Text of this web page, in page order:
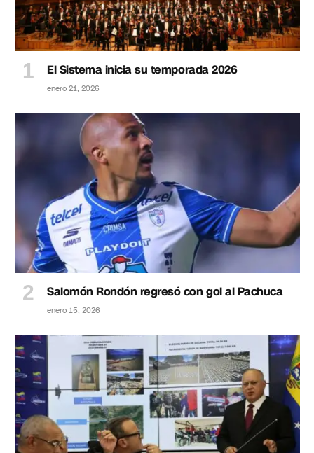
El Sistema inicia su temporada 2026
enero 21, 2026
Salomón Rondón regresó con gol al Pachuca
enero 15, 2026